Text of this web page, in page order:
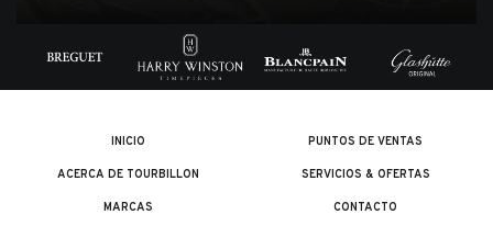
INICIO
ACERCA DE TOURBILLON
MARCAS
PUNTOS DE VENTAS
SERVICIOS & OFERTAS
CONTACTO